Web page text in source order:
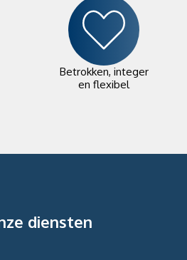
Betrokken, integer
en flexibel
diensten